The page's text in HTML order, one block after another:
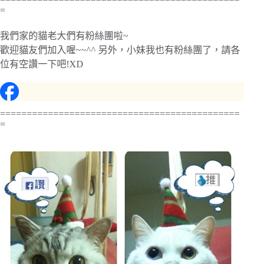
=
我們家的貓老大們有粉絲團啦~
歡迎貓友們加入喔~~^^ 另外，小妹我也有粉絲團了，請各
位有空讚一下吧!XD
=============================================
=